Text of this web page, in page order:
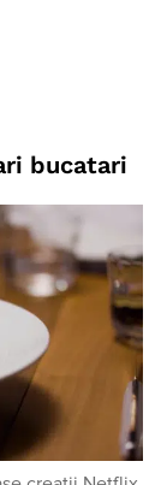
bucatari